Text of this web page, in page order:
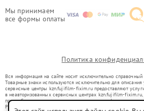
Мы принимаем
все формы оплаты
Политика
Вся информация на сайте носит исключительно справочный
Товарные знаки используются исключительно для
сервисные центры kzn.fujifilm-fixim.ru предоставляют
в неавторизованных сервисных центрах kzn.fujifilm-
правообладателями товарных знаков или их официальными
Ремонт осуществляется для устройств, уже введенных в